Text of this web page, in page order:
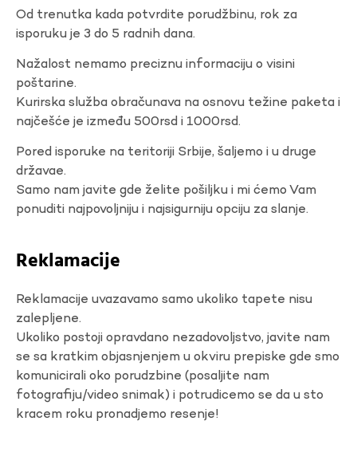
Od trenutka kada potvrdite porudžbinu, rok za
isporuku je 3 do 5 radnih dana.
Nažalost nemamo preciznu informaciju o visini
poštarine.
Kurirska služba obračunava na osnovu težine paketa i
najčešće je između 500rsd i 1000rsd.
Pored isporuke na teritoriji Srbije, šaljemo i u druge
državae.
Samo nam javite gde želite pošiljku i mi ćemo Vam
ponuditi najpovoljniju i najsigurniju opciju za slanje.
Reklamacije
Reklamacije uvazavamo samo ukoliko tapete nisu
zalepljene.
Ukoliko postoji opravdano nezadovoljstvo, javite nam
se sa kratkim objasnjenjem u okviru prepiske gde smo
komunicirali oko porudzbine (posaljite nam
fotografiju/video snimak) i potrudicemo se da u sto
kracem roku pronadjemo resenje!